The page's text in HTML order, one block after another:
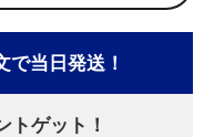
で当日発送！
トゲット！